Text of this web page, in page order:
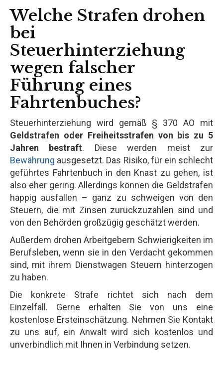
Welche Strafen drohen
bei
Steuerhinterziehung
wegen falscher
Führung eines
Fahrtenbuches?
Steuerhinterziehung wird gemäß § 370 AO mit
Geldstrafen oder Freiheitsstrafen von bis zu 5
Jahren bestraft. Diese werden meist zur
Bewährung ausgesetzt. Das Risiko, für ein schlecht
geführtes Fahrtenbuch in den Knast zu gehen, ist
also eher gering. Allerdings können die Geldstrafen
happig ausfallen – ganz zu schweigen von den
Steuern, die mit Zinsen zurückzuzahlen sind und
von den Behörden großzügig geschätzt werden.
Außerdem drohen Arbeitgebern Schwierigkeiten im
Berufsleben, wenn sie in den Verdacht gekommen
sind, mit ihrem Dienstwagen Steuern hinterzogen
zu haben.
Die konkrete Strafe richtet sich nach dem
Einzelfall. Gerne erhalten Sie von uns eine
kostenlose Ersteinschätzung. Nehmen Sie Kontakt
zu uns auf, ein Anwalt wird sich kostenlos und
unverbindlich mit Ihnen in Verbindung setzen.